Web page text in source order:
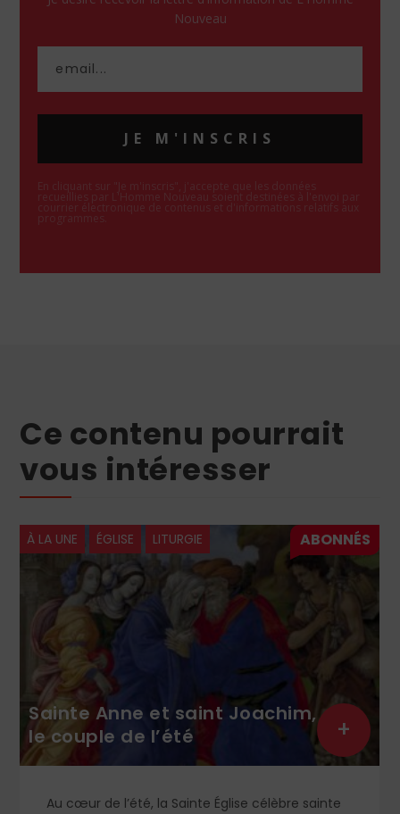
Nouveau
JE M'INSCRIS
En cliquant sur "Je m'inscris", j'accepte que les données
recueillies par L'Homme Nouveau soient destinées à l'envoi par
courrier électronique de contenus et d'informations relatifs aux
programmes.
Ce contenu pourrait
vous intéresser
À LA UNE ÉGLISE LITURGIE
Sainte Anne et saint Joachim,
le couple de l’été
Au cœur de l’été, la Sainte Église célèbre sainte
+